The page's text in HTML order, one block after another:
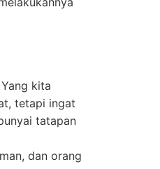
kita
tetapi ingat
tatapan
dan orang